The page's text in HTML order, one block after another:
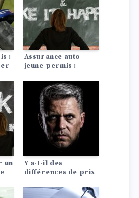
:
Assurance auto
jeune permis :
moins cher
un
Y a-t-il des
différences de prix
entre les Lada?